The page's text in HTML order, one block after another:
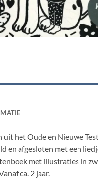
uit het Oude en Nieuwe
en afgesloten met een
met illustraties in
ca. 2 jaar.